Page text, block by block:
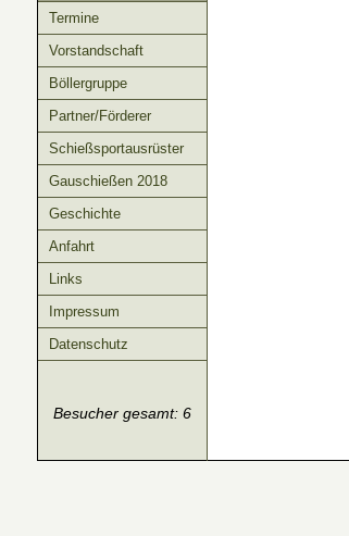
Termine
Vorstandschaft
Böllergruppe
Partner/Förderer
Schießsportausrüster
Gauschießen 2018
Geschichte
Anfahrt
Links
Impressum
Datenschutz
Besucher gesamt: 6